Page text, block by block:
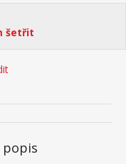
šetřit
popis